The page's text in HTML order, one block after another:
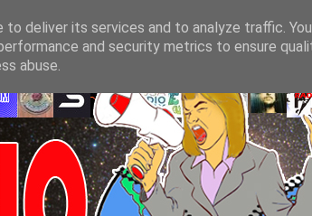
deliver its services and to analyze traffic.
and security metrics to ensure
abuse.